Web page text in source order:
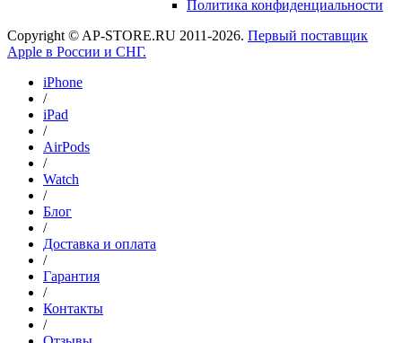
Политика конфиденциальности
Copyright © AP-STORE.RU 2011-2026. Первый поставщик
Apple в России и СНГ.
iPhone
/
iPad
/
AirPods
/
Watch
/
Блог
/
Доставка и оплата
/
Гарантия
/
Контакты
/